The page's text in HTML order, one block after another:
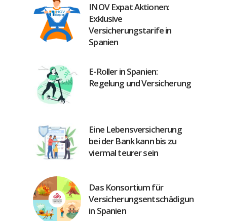
INOV Expat Aktionen:
Exklusive
Versicherungstarife in
Spanien
E-Roller in Spanien:
Regelung und Versicherung
Eine Lebensversicherung
bei der Bank kann bis zu
viermal teurer sein
Das Konsortium für
Versicherungsentschädigung
in Spanien